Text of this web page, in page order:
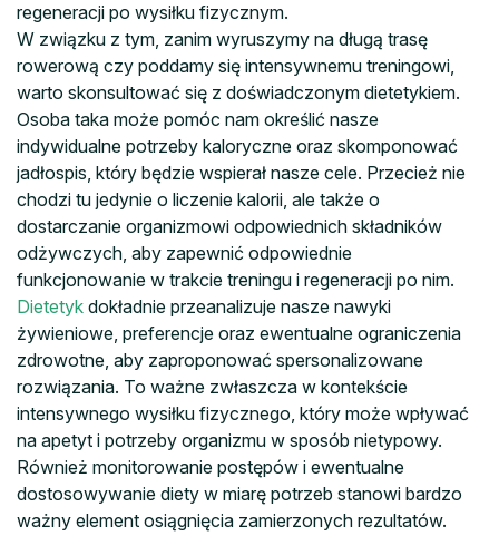
regeneracji po wysiłku fizycznym.
W związku z tym, zanim wyruszymy na długą trasę
rowerową czy poddamy się intensywnemu treningowi,
warto skonsultować się z doświadczonym dietetykiem.
Osoba taka może pomóc nam określić nasze
indywidualne potrzeby kaloryczne oraz skomponować
jadłospis, który będzie wspierał nasze cele. Przecież nie
chodzi tu jedynie o liczenie kalorii, ale także o
dostarczanie organizmowi odpowiednich składników
odżywczych, aby zapewnić odpowiednie
funkcjonowanie w trakcie treningu i regeneracji po nim.
Dietetyk dokładnie przeanalizuje nasze nawyki
żywieniowe, preferencje oraz ewentualne ograniczenia
zdrowotne, aby zaproponować spersonalizowane
rozwiązania. To ważne zwłaszcza w kontekście
intensywnego wysiłku fizycznego, który może wpływać
na apetyt i potrzeby organizmu w sposób nietypowy.
Również monitorowanie postępów i ewentualne
dostosowywanie diety w miarę potrzeb stanowi bardzo
ważny element osiągnięcia zamierzonych rezultatów.